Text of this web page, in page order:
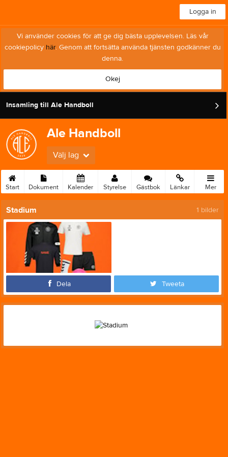
Logga in
Vi använder cookies för att ge dig bästa upplevelsen. Läs vår
cookiepolicy här. Genom att fortsätta använda tjänsten godkänner du
denna.
Okej
Insamling till Ale Handboll
Ale Handboll
Välj lag
Start Dokument Kalender Styrelse Gästbok Länkar Mer
Stadium 1 bilder
Dela Tweeta